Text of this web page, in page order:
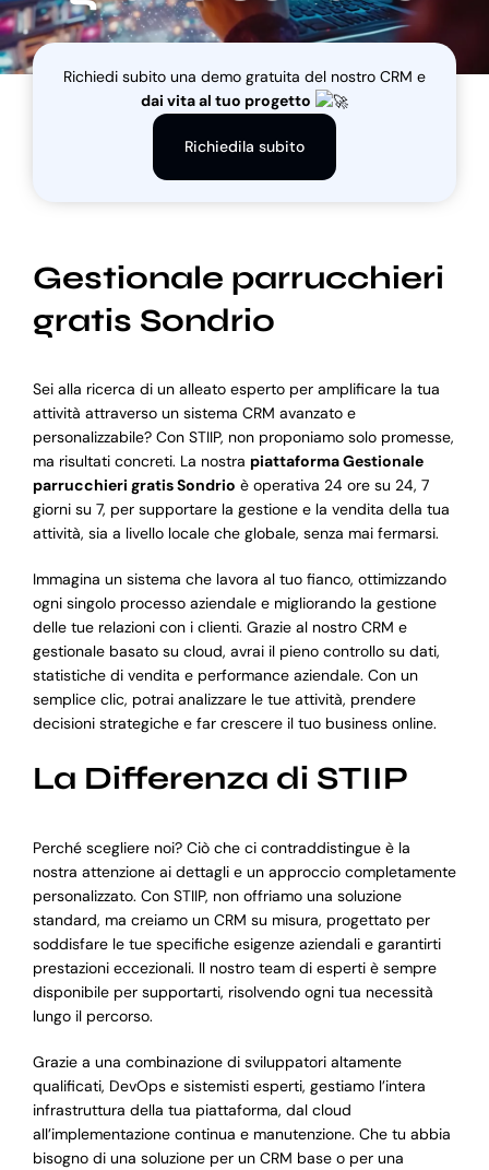
Blog
Richiedi subito una demo gratuita del nostro CRM e
dai vita al tuo progetto
Richiedila subito
Gestionale parrucchieri
gratis Sondrio
Sei alla ricerca di un alleato esperto per amplificare la tua
attività attraverso un sistema CRM avanzato e
personalizzabile? Con STIIP, non proponiamo solo promesse,
ma risultati concreti. La nostra piattaforma Gestionale
parrucchieri gratis Sondrio è operativa 24 ore su 24, 7
giorni su 7, per supportare la gestione e la vendita della tua
attività, sia a livello locale che globale, senza mai fermarsi.
Immagina un sistema che lavora al tuo fianco, ottimizzando
ogni singolo processo aziendale e migliorando la gestione
delle tue relazioni con i clienti. Grazie al nostro CRM e
gestionale basato su cloud, avrai il pieno controllo su dati,
statistiche di vendita e performance aziendale. Con un
semplice clic, potrai analizzare le tue attività, prendere
decisioni strategiche e far crescere il tuo business online.
La Differenza di STIIP
Perché scegliere noi? Ciò che ci contraddistingue è la
nostra attenzione ai dettagli e un approccio completamente
personalizzato. Con STIIP, non offriamo una soluzione
standard, ma creiamo un CRM su misura, progettato per
soddisfare le tue specifiche esigenze aziendali e garantirti
prestazioni eccezionali. Il nostro team di esperti è sempre
disponibile per supportarti, risolvendo ogni tua necessità
lungo il percorso.
Grazie a una combinazione di sviluppatori altamente
qualificati, DevOps e sistemisti esperti, gestiamo l’intera
infrastruttura della tua piattaforma, dal cloud
all’implementazione continua e manutenzione. Che tu abbia
bisogno di una soluzione per un CRM base o per una